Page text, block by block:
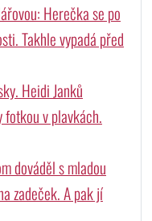
Herečka se po
Takhle vypadá před
Heidi Janků
v plavkách.
dováděl s mladou
zadeček. A pak jí